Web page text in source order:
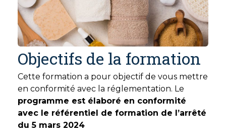
Objectifs de la formation
Cette formation a pour objectif de vous mettre
en conformité avec la réglementation. Le
programme est élaboré en conformité
avec le référentiel de formation de l’arrêté
du 5 mars 2024